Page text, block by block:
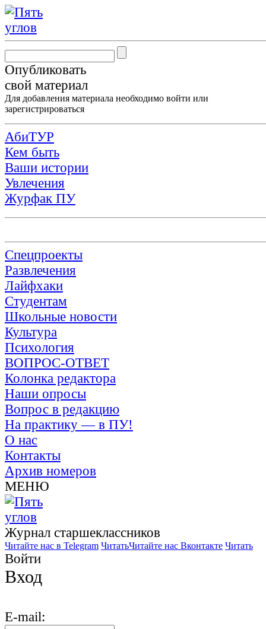
Опубликовать
свой материал
Для добавления материала необходимо войти или
зарегистрироваться
АбиТУР
Кем быть
Ваши истории
Увлечения
Журфак ПУ
Спецпроекты
Развлечения
Лайфхаки
Студентам
Школьные новости
Культура
Психология
ВОПРОС-ОТВЕТ
Колонка редактора
Наши опросы
Вопрос в редакцию
На практику — в ПУ!
О нас
Контакты
Архив номеров
МЕНЮ
Журнал старшекласcников
Читайте нас в Telegram ЧитатьЧитайте нас Вконтакте Читать
Войти
Вход
E-mail: